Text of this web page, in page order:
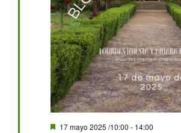
Destacado
17 mayo 2025 /10:00 - 14:00